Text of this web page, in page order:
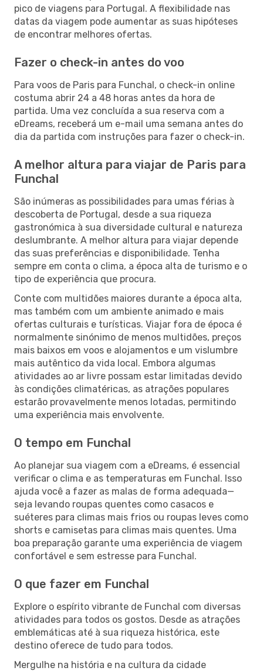
pico de viagens para Portugal. A flexibilidade nas
datas da viagem pode aumentar as suas hipóteses
de encontrar melhores ofertas.
Fazer o check-in antes do voo
Para voos de Paris para Funchal, o check-in online
costuma abrir 24 a 48 horas antes da hora de
partida. Uma vez concluída a sua reserva com a
eDreams, receberá um e-mail uma semana antes do
dia da partida com instruções para fazer o check-in.
A melhor altura para viajar de Paris para
Funchal
São inúmeras as possibilidades para umas férias à
descoberta de Portugal, desde a sua riqueza
gastronómica à sua diversidade cultural e natureza
deslumbrante. A melhor altura para viajar depende
das suas preferências e disponibilidade. Tenha
sempre em conta o clima, a época alta de turismo e o
tipo de experiência que procura.
Conte com multidões maiores durante a época alta,
mas também com um ambiente animado e mais
ofertas culturais e turísticas. Viajar fora de época é
normalmente sinónimo de menos multidões, preços
mais baixos em voos e alojamentos e um vislumbre
mais autêntico da vida local. Embora algumas
atividades ao ar livre possam estar limitadas devido
às condições climatéricas, as atrações populares
estarão provavelmente menos lotadas, permitindo
uma experiência mais envolvente.
O tempo em Funchal
Ao planejar sua viagem com a eDreams, é essencial
verificar o clima e as temperaturas em Funchal. Isso
ajuda você a fazer as malas de forma adequada—
seja levando roupas quentes como casacos e
suéteres para climas mais frios ou roupas leves como
shorts e camisetas para climas mais quentes. Uma
boa preparação garante uma experiência de viagem
confortável e sem estresse para Funchal.
O que fazer em Funchal
Explore o espírito vibrante de Funchal com diversas
atividades para todos os gostos. Desde as atrações
emblemáticas até à sua riqueza histórica, este
destino oferece de tudo para todos.
Mergulhe na história e na cultura da cidade